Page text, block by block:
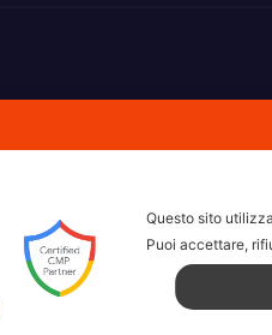
Questo sito
Puoi accettare,